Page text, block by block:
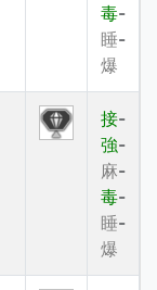
毒-
睡-
爆
接-
強-
麻-
毒-
睡-
爆